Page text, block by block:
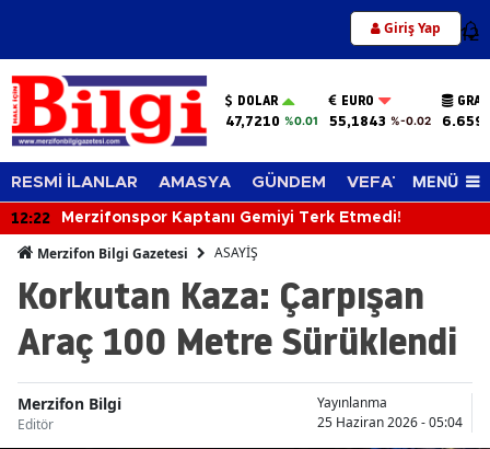
Giriş Yap 12
DOLAR
47,7210 %0.01
EURO
55,1843 %-0.02
RESMİ İLANLAR AMASYA GÜNDEM VEFAT EDENLER
MENÜ
12:22 Merzifonspor Kaptanı Gemiyi Terk Etmedi!
Merzifon Bilgi Gazetesi ASAYİŞ
Korkutan Kaza: Çarpışan
Araç 100 Metre Sürüklendi
Merzifon Bilgi
Editör
Yayınlanma
25 Haziran 2026 - 05:04